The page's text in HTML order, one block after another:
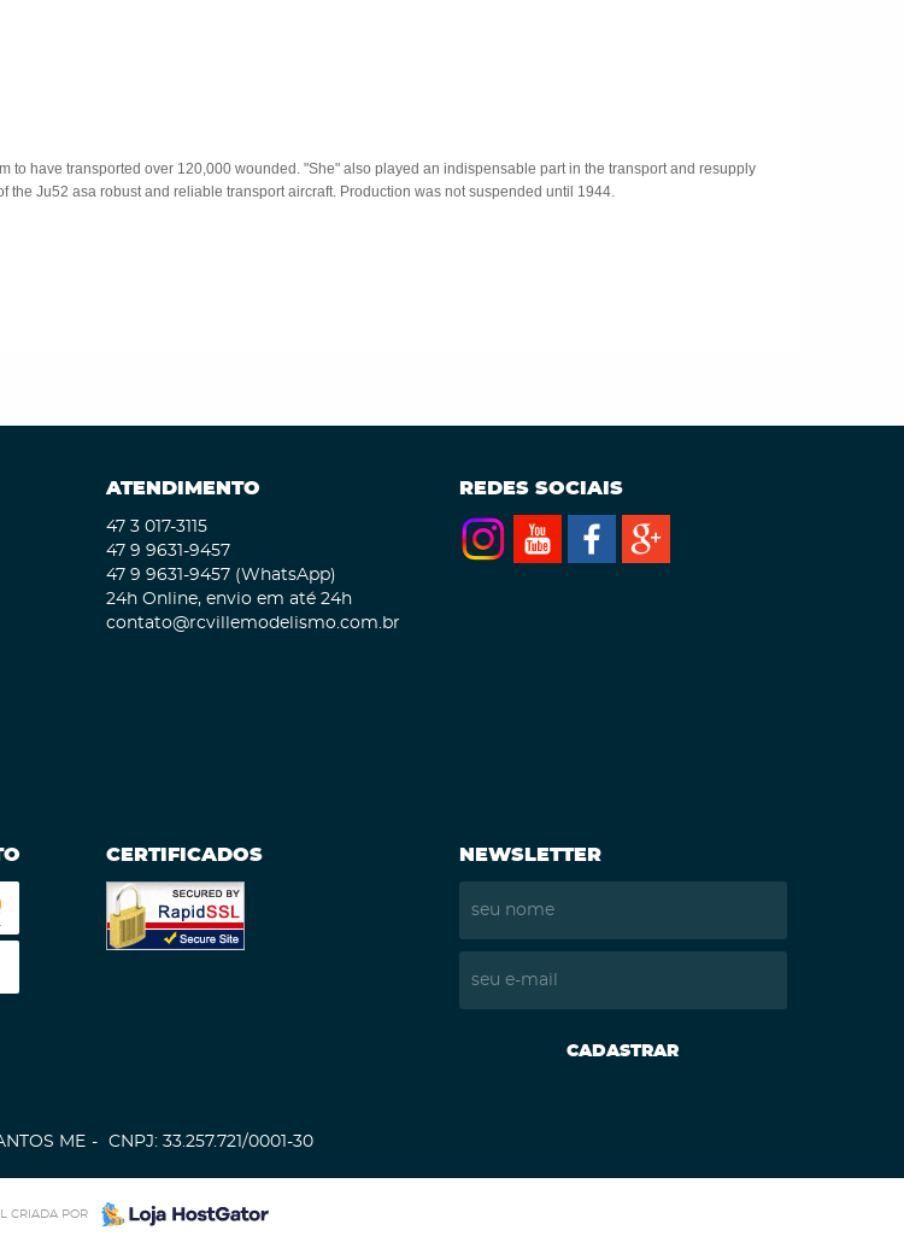
to have transported over 120,000 wounded. "She" also played an indispensable part in the transport and resupply
Ju52 asa robust and reliable transport aircraft. Production was not suspended until 1944.
ATENDIMENTO
47 3 017-3115
47 9 9631-9457
47 9 9631-9457 (WhatsApp)
24h Online, envio em até 24h
contato@rcvillemodelismo.com.br
REDES SOCIAIS
CERTIFICADOS NEWSLETTER
CADASTRAR
ME CNPJ: 33.257.721/0001-30
CRIADA POR